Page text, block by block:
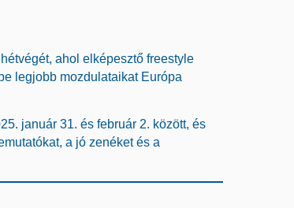
ahol elképesztő freestyle
legjobb mozdulataikat Európa
január 31. és február 2. között, és
a jó zenéket és a